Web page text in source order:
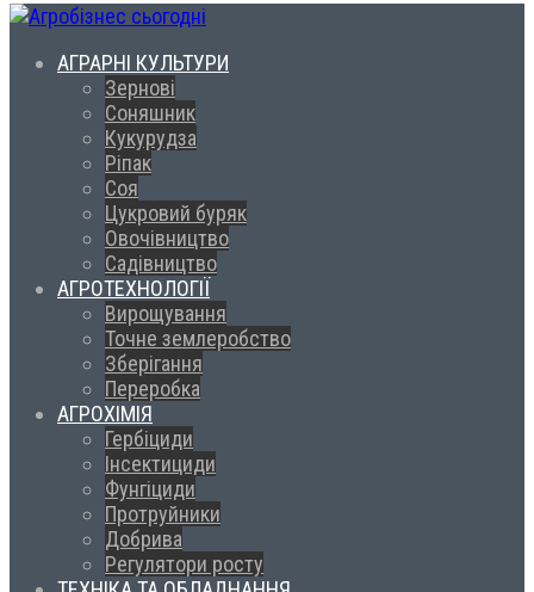
АГРАРНІ КУЛЬТУРИ
Зернові
Соняшник
Кукурудза
Ріпак
Соя
Цукровий буряк
Овочівництво
Садівництво
АГРОТЕХНОЛОГІЇ
Вирощування
Точне землеробство
Зберігання
Переробка
АГРОХІМІЯ
Гербіциди
Інсектициди
Фунгіциди
Протруйники
Добрива
Регулятори росту